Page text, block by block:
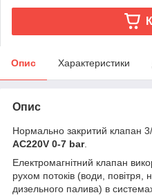
Опис Характеристики
Опис
Нормально закритий клапан
AC220V 0-7 bar.
Електромагнітний клапан
рухом потоків (води, повітря,
дизельного палива) в